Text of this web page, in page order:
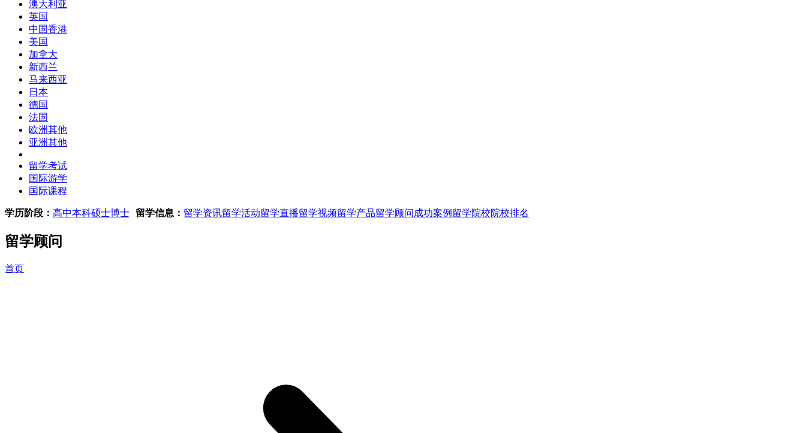
澳大利亚
英国
中国香港
美国
加拿大
新西兰
马来西亚
日本
德国
法国
欧洲其他
亚洲其他
留学考试
国际游学
国际课程
学历阶段： 高中本科硕士博士 留学信息： 留学资讯留学活动留学直播留学视频留学产品留学顾问 成功案例 留学院校院校排名
留学顾问
首页